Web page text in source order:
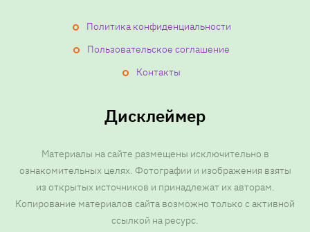
Политика конфиденциальности
Пользовательское соглашение
Контакты
Дисклеймер
Материалы на сайте размещены исключительно в
ознакомительных целях. Фотографии и изображения взяты
из открытых источников и принадлежат их авторам.
Копирование материалов сайта возможно только с активной
ссылкой на ресурс.